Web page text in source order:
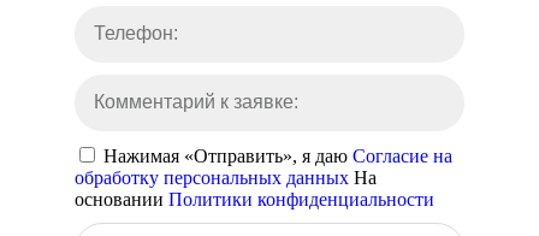
Нажимая «Отправить», я даю Согласие на
обработку персональных данных На
основании Политики конфиденциальности